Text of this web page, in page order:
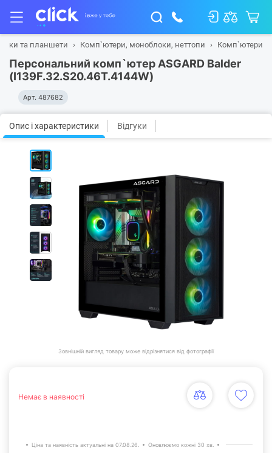
та планшети Комп`ютери, моноблоки, неттопи Комп`ютери
Персональний комп`ютер ASGARD Balder
(I139F.32.S20.46T.4144W)
Арт. 487682
Опис і характеристики Відгуки
Зовнішній вигляд товару може відрізнятися від фотографії
Немає в наявності
Ціна та наявність актуальні на 07.08.26. Оновлюємо кожні 30 хв.